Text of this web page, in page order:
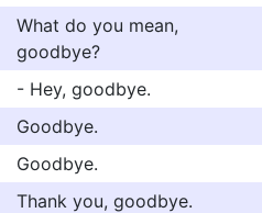
What do you mean,
goodbye?
- Hey, goodbye.
Goodbye.
Goodbye.
Thank you, goodbye.